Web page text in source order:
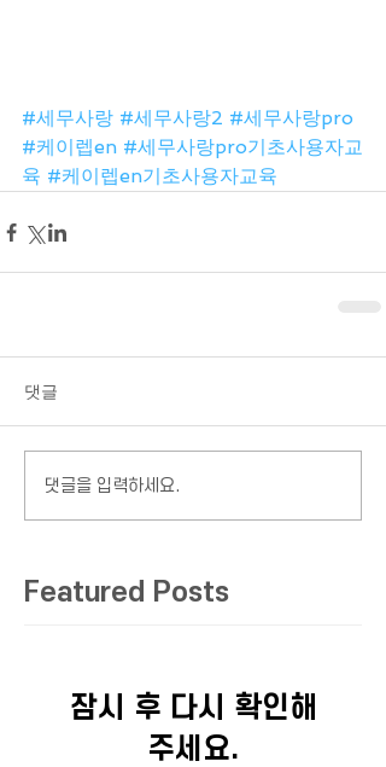
#세무사랑 #세무사랑2 #세무사랑pro
#케이렙en #세무사랑pro기초사용자교
육 #케이렙en기초사용자교육
댓글
댓글을 입력하세요.
Featured Posts
잠시 후 다시 확인해
주세요.